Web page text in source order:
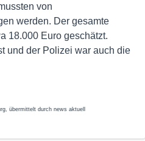
von
werden. Der gesamte
18.000 Euro geschätzt.
und der Polizei war auch die
übermittelt durch news aktuell